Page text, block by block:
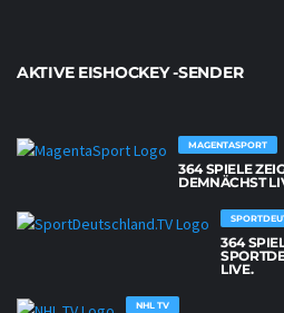
AKTIVE EISHOCKEY -SENDER
MAGENTASPORT
364 SPIELE
DEMNÄCHST
364
LIVE.
NHL TV